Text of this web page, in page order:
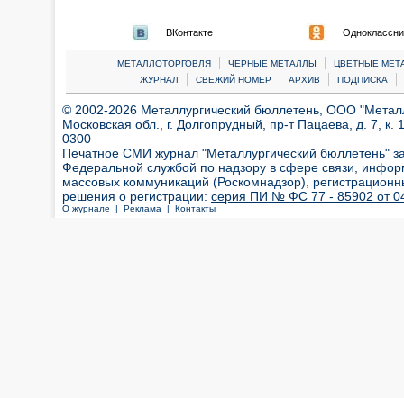
ВКонтакте
МЕТАЛЛОТОРГОВЛЯ | ЧЕРНЫЕ МЕТАЛЛЫ |
ЦВЕТНЫЕ
ЖУРНАЛ
| СВЕЖИЙ НОМЕР | АРХИВ | ПОДПИСКА |
© 2002-2026 Металлургический бюллетень, ООО
Московская обл., г. Долгопрудный, пр-т Пацаева, д. 7,
0300
Печатное СМИ журнал "Металлургический бюллетень"
Федеральной службой по надзору в сфере связи,
массовых коммуникаций (Роскомнадзор),
решения о регистрации: серия ПИ № ФС 77 - 85902 от 04
О журнале | Реклама | Контакты